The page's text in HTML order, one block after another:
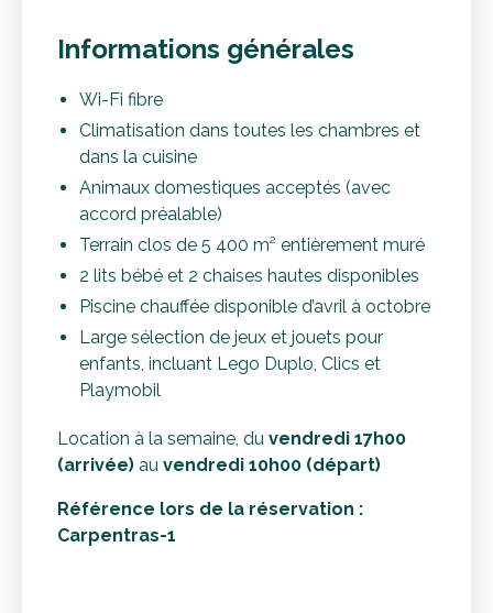
Informations générales
Wi-Fi fibre
Climatisation dans toutes les chambres et
dans la cuisine
Animaux domestiques acceptés (avec
accord préalable)
Terrain clos de 5 400 m² entièrement muré
2 lits bébé et 2 chaises hautes disponibles
Piscine chauffée disponible d’avril à octobre
Large sélection de jeux et jouets pour
enfants, incluant Lego Duplo, Clics et
Playmobil
Location à la semaine, du vendredi 17h00
(arrivée) au vendredi 10h00 (départ)
Référence lors de la réservation :
Carpentras-1